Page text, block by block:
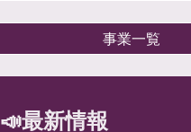
事業一覧
📣最新情報